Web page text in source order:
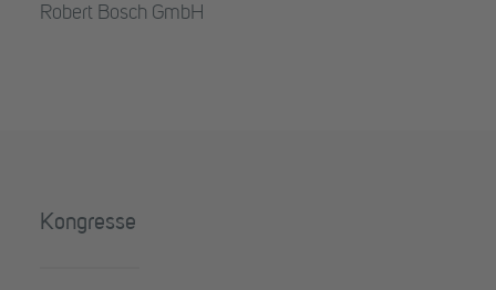
Robert Bosch GmbH
Kongresse